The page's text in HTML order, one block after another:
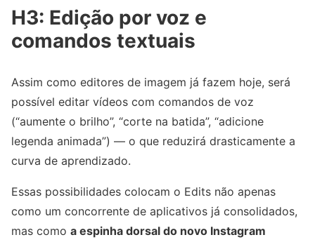
H3: Edição por voz e
comandos textuais
Assim como editores de imagem já fazem hoje, será
possível editar vídeos com comandos de voz
(“aumente o brilho”, “corte na batida”, “adicione
legenda animada”) — o que reduzirá drasticamente a
curva de aprendizado.
Essas possibilidades colocam o Edits não apenas
como um concorrente de aplicativos já consolidados,
mas como a espinha dorsal do novo Instagram